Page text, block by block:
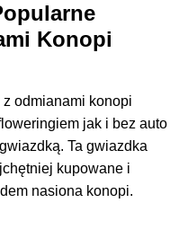
Konopi
z odmianami konopi
jak i bez auto
Ta gwiazdka
kupowane i
nasiona konopi.